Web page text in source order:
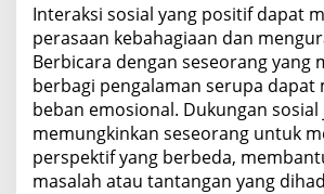
Interaksi sosial yang positif dapat
perasaan kebahagiaan dan
Berbicara dengan seseorang yang
berbagi pengalaman serupa dapat
beban emosional. Dukungan sosial
memungkinkan seseorang untuk
perspektif yang berbeda,
masalah atau tantangan yang